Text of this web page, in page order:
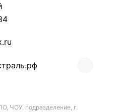
ЧОУ, подразделение, г.